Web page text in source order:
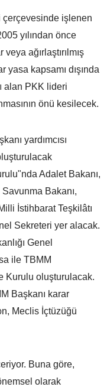
işlenen
yılından önce
ağırlaştırılmış
kapsamı dışında
alan PKK lideri
önü kesilecek.
yardımcısı
Adalet Bakanı,
Bakanı,
İstihbarat Teşkilâtı
Sekreteri yer alacak.
Genel
ile TBMM
Kurulu oluşturulacak.
Başkanı karar
Meclis İçtüzüğü
Buna göre,
olarak